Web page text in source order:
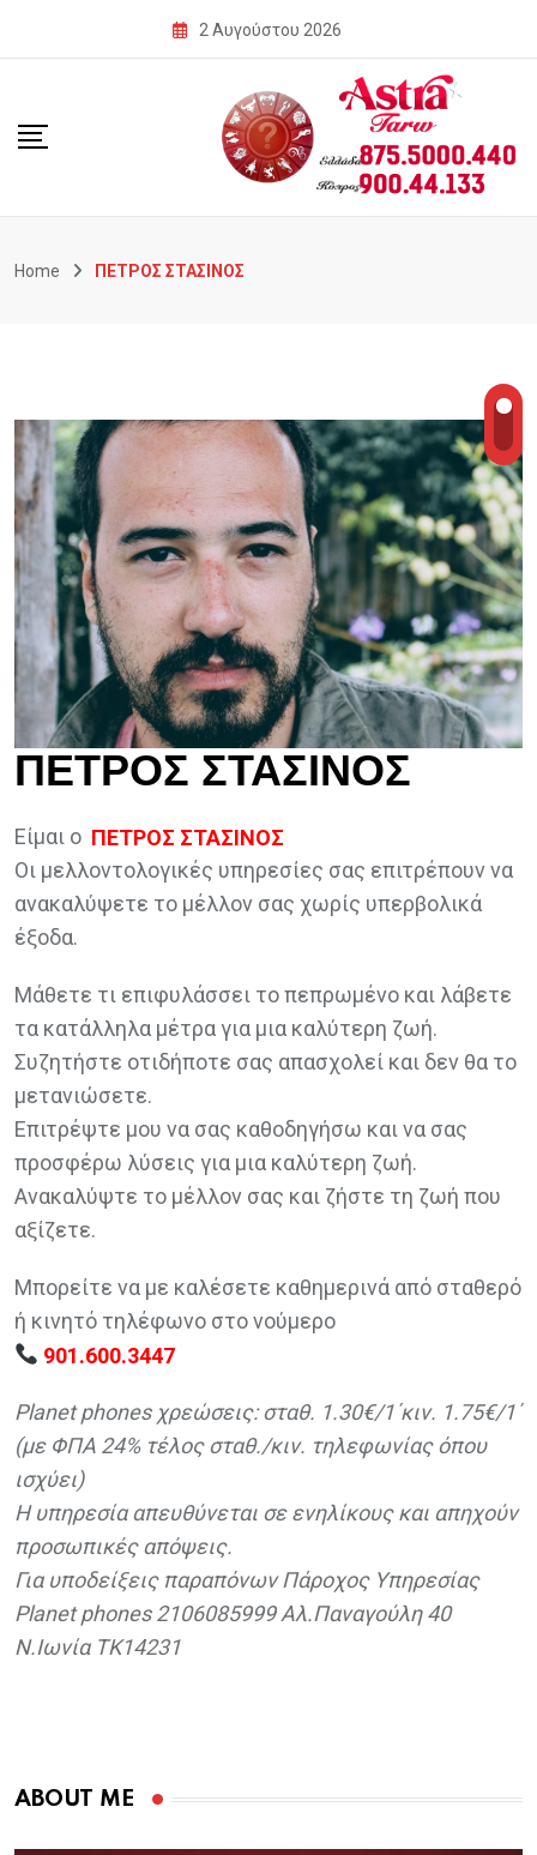
2 Αυγούστου 2026
Home ΠΕΤΡΟΣ ΣΤΑΣΙΝΟΣ
ΠΕΤΡΟΣ ΣΤΑΣΙΝΟΣ
Είμαι ο ΠΕΤΡΟΣ ΣΤΑΣΙΝΟΣ
Οι μελλοντολογικές υπηρεσίες σας επιτρέπουν να
ανακαλύψετε το μέλλον σας χωρίς υπερβολικά
έξοδα.
Μάθετε τι επιφυλάσσει το πεπρωμένο και λάβετε
τα κατάλληλα μέτρα για μια καλύτερη ζωή.
Συζητήστε οτιδήποτε σας απασχολεί και δεν θα το
μετανιώσετε.
Επιτρέψτε μου να σας καθοδηγήσω και να σας
προσφέρω λύσεις για μια καλύτερη ζωή.
Ανακαλύψτε το μέλλον σας και ζήστε τη ζωή που
αξίζετε.
Μπορείτε να με καλέσετε καθημερινά από σταθερό
ή κινητό τηλέφωνο στο νούμερο
901.600.3447
Planet phones χρεώσεις: σταθ. 1.30€/1΄κιν. 1.75€/1΄
(με ΦΠΑ 24% τέλος σταθ./κιν. τηλεφωνίας όπου
ισχύει)
Η υπηρεσία απευθύνεται σε ενηλίκους και απηχούν
προσωπικές απόψεις.
Για υποδείξεις παραπόνων Πάροχος Υπηρεσίας
Planet phones 2106085999 Αλ.Παναγούλη 40
Ν.Ιωνία TK14231
ABOUT ME